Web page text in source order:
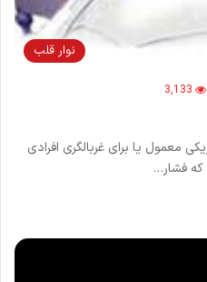
نوار قلب
3,133
معمول یا برای غربالگری افرادی
که فشار…